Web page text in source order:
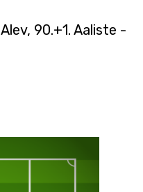
90.+1. Aaliste -